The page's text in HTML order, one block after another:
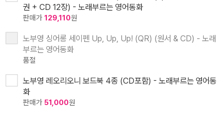
권 + CD 12장) - 노래부르는 영어동화
판매가 129,110원
노부영 싱어롱 세이펜 Up, Up, Up! (QR) (원서 & CD) - 노래
부르는 영어동화
품절
노부영 레오리오니 보드북 4종 (CD포함) - 노래부르는 영어동
화
판매가 51,000원